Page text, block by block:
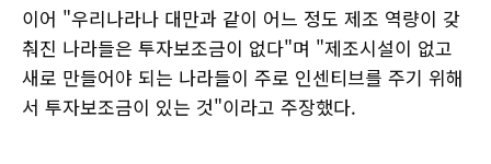
이어 "우리나라나 대만과 같이 어느 정도 제조 역량이 갖
춰진 나라들은 투자보조금이 없다"며 "제조시설이 없고
새로 만들어야 되는 나라들이 주로 인센티브를 주기 위해
서 투자보조금이 있는 것"이라고 주장했다.